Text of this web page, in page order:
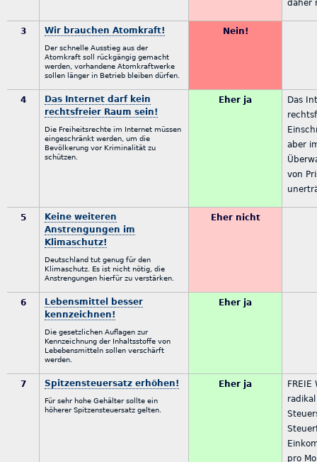
daher
3 Wir brauchen Atomkraft!
Der schnelle Ausstieg aus der
Atomkraft soll rückgängig gemacht
werden, vorhandene Atomkraftwerke
sollen länger in Betrieb bleiben dürfen.
Nein!
4
Das Internet darf kein
rechtsfreier Raum sein!
Die Freiheitsrechte im Internet müssen
eingeschränkt werden, um die
Bevölkerung vor Kriminalität zu
schützen.
Eher ja
Das
aber
von
5
Keine weiteren
Anstrengungen im
Klimaschutz!
Deutschland tut genug für den
Klimaschutz. Es ist nicht nötig, die
Anstrengungen hierfür zu verstärken.
Eher nicht
6
Lebensmittel besser
kennzeichnen!
Die gesetzlichen Auflagen zur
Kennzeichnung der Inhaltsstoffe von
Lebebensmitteln sollen verschärft
werden.
Eher ja
7 Spitzensteuersatz erhöhen!
Für sehr hohe Gehälter sollte ein
höherer Spitzensteuersatz gelten.
Eher ja
pro